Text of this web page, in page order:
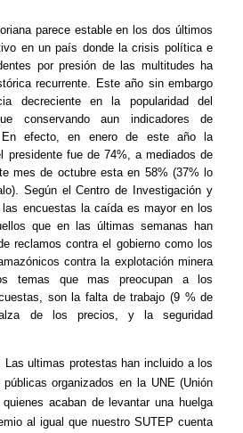
parece estable en los dos últimos
en un país donde la crisis política e
por presión de las multitudes ha
recurrente. Este año sin embargo
decreciente en la popularidad del
conservando aun indicadores de
En efecto, en enero de este año la
presidente fue de 74%, a mediados de
mes de octubre esta en 58% (37% lo
Según el Centro de Investigación y
las encuestas la caída es mayor en los
que en las últimas semanas han
reclamos contra el gobierno como los
contra la explotación minera
temas que mas preocupan a los
son la falta de trabajo (9 % de
de los precios, y la seguridad
Las ultimas protestas han incluido a los
organizados en la UNE (Unión
acaban de levantar una huelga
al igual que nuestro SUTEP cuenta